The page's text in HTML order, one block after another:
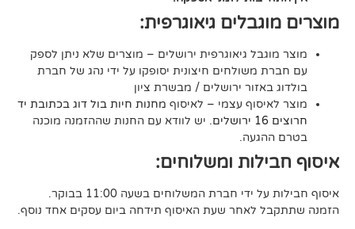
גיאוגרפית:
גיאוגרפית ירושלים – מוצרים שלא ניתן לספק
חיצונית יסופקו על ידי נהג של חברת
ירושלים / מבשרת ציון
עצמי – לאיסוףמחנות חיות בול דוג בכתובת יד
. יש לוודא עם החנות שההזמנה מוכנה
ומשלוחים:
חברת המשלוחים בשעה 11:00 בבוקר.
לאחר שעת האיסוף תידחה ביום עסקים אחד נוסף.